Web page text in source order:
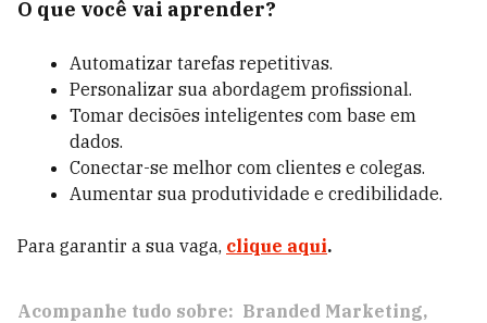
O que você vai aprender?⁣
Automatizar tarefas repetitivas. ⁣
Personalizar sua abordagem profissional. ⁣
Tomar decisões inteligentes com base em
dados. ⁣
Conectar-se melhor com clientes e colegas. ⁣
Aumentar sua produtividade e credibilidade. ⁣
Para garantir a sua vaga, clique aqui.
Acompanhe tudo sobre: Branded Marketing